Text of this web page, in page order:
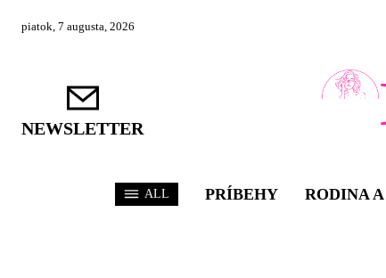
piatok, 7 augusta, 2026
NEWSLETTER
ALL PRÍBEHY RODINA